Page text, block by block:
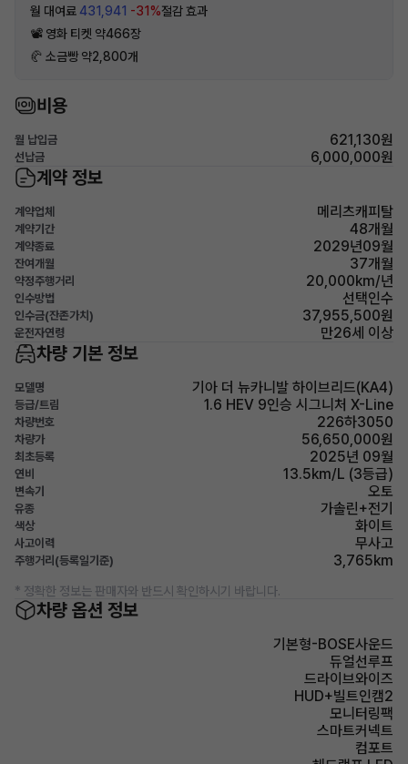
월 대여료431,941 -31%절감 효과
📽 영화 티켓 약466장
🥐 소금빵 약2,800개
비용
월 납입금 621,130원
선납금 6,000,000원
계약 정보
계약업체 메리츠캐피탈
계약기간 48개월
계약종료 2029년09월
잔여개월 37개월
약정주행거리 20,000km/년
인수방법 선택인수
인수금(잔존가치) 37,955,500원
운전자연령 만26세 이상
차량 기본 정보
모델명 기아 더 뉴카니발 하이브리드(KA4)
등급/트림 1.6 HEV 9인승 시그니처 X-Line
차량번호 226하3050
차량가 56,650,000원
최초등록 2025년 09월
연비 13.5km/L (3등급)
변속기 오토
유종 가솔린+전기
색상 화이트
사고이력 무사고
주행거리(등록일기준) 3,765km
* 정확한 정보는 판매자와 반드시 확인하시기 바랍니다.
차량 옵션 정보
기본형-BOSE사운드
듀얼선루프
드라이브와이즈
HUD+빌트인캠2
모니터링팩
스마트커넥트
컴포트